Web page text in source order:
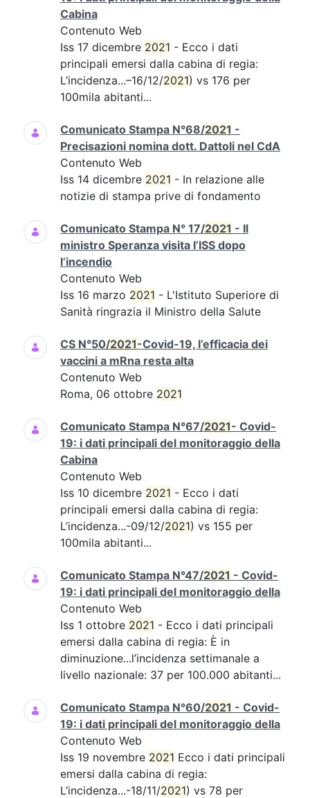
Cabina
Contenuto Web
Iss 17 dicembre 2021 - Ecco i dati
principali emersi dalla cabina di regia:
L’incidenza...–16/12/2021) vs 176 per
100mila abitanti...
Comunicato Stampa N°68/2021 -
Precisazioni nomina dott. Dattoli nel CdA
Contenuto Web
Iss 14 dicembre 2021 - In relazione alle
notizie di stampa prive di fondamento
Comunicato Stampa N° 17/2021 - Il
ministro Speranza visita l’ISS dopo
l’incendio
Contenuto Web
Iss 16 marzo 2021 - L'Istituto Superiore di
Sanità ringrazia il Ministro della Salute
CS N°50/2021-Covid-19, l’efficacia dei
vaccini a mRna resta alta
Contenuto Web
Roma, 06 ottobre 2021
Comunicato Stampa N°67/2021- Covid-
19: i dati principali del monitoraggio della
Cabina
Contenuto Web
Iss 10 dicembre 2021 - Ecco i dati
principali emersi dalla cabina di regia:
L’incidenza...-09/12/2021) vs 155 per
100mila abitanti...
Comunicato Stampa N°47/2021 - Covid-
19: i dati principali del monitoraggio della
Contenuto Web
Iss 1 ottobre 2021 - Ecco i dati principali
emersi dalla cabina di regia: È in
diminuzione...l’incidenza settimanale a
livello nazionale: 37 per 100.000 abitanti...
Comunicato Stampa N°60/2021 - Covid-
19: i dati principali del monitoraggio della
Contenuto Web
Iss 19 novembre 2021 Ecco i dati principali
emersi dalla cabina di regia:
L’incidenza...-18/11/2021) vs 78 per